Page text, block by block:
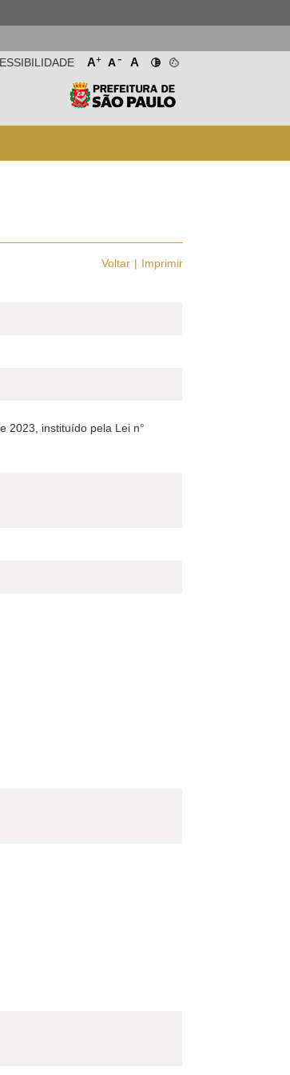
A+ A- A
Voltar Imprimir
2023, instituído pela Lei n°